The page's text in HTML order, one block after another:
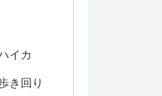
イカ
き回り